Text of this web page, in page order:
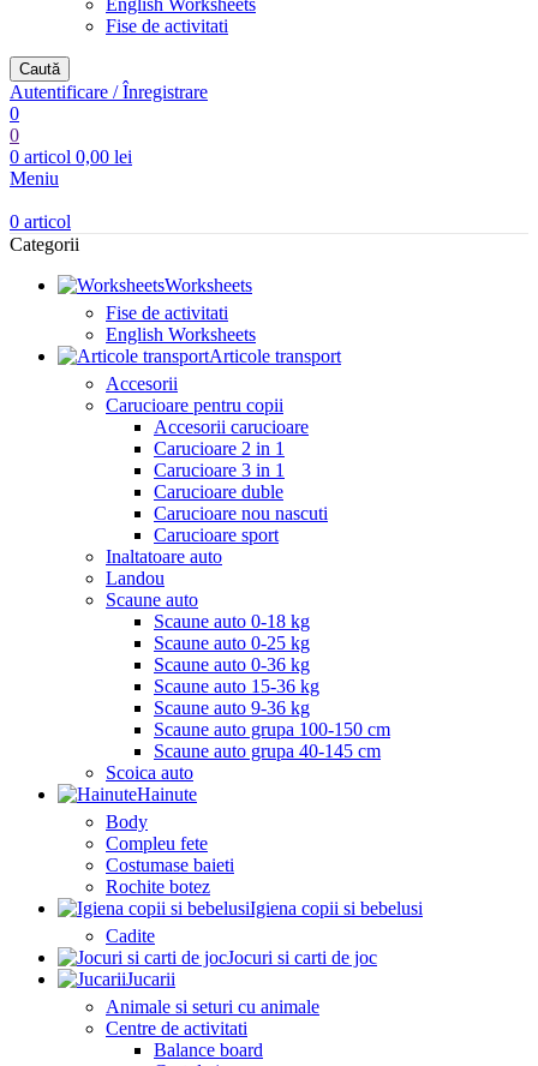
English Worksheets
Fise de activitati
Caută
Autentificare / Înregistrare
0
0
0 articol 0,00 lei
Meniu
0 articol
Categorii
Worksheets
Fise de activitati
English Worksheets
Articole transport
Accesorii
Carucioare pentru copii
Accesorii carucioare
Carucioare 2 in 1
Carucioare 3 in 1
Carucioare duble
Carucioare nou nascuti
Carucioare sport
Inaltatoare auto
Landou
Scaune auto
Scaune auto 0-18 kg
Scaune auto 0-25 kg
Scaune auto 0-36 kg
Scaune auto 15-36 kg
Scaune auto 9-36 kg
Scaune auto grupa 100-150 cm
Scaune auto grupa 40-145 cm
Scoica auto
Hainute
Body
Compleu fete
Costumase baieti
Rochite botez
Igiena copii si bebelusi
Cadite
Jocuri si carti de joc
Jucarii
Animale si seturi cu animale
Centre de activitati
Balance board